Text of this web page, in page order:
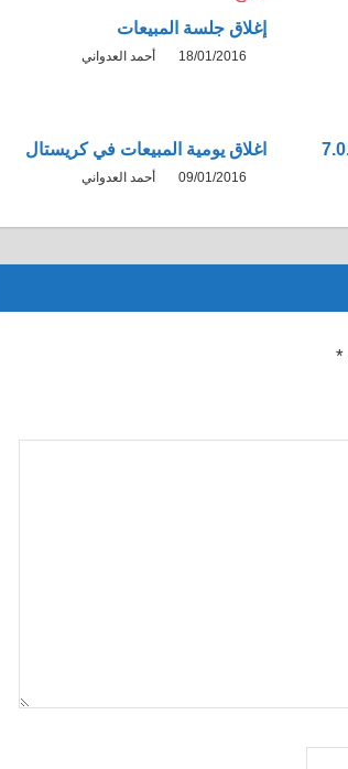
إغلاق جلسة المبيعات
18/01/2016 أحمد العدواني
اغلاق يومية المبيعات في كريستال
09/01/2016 أحمد العدواني
*